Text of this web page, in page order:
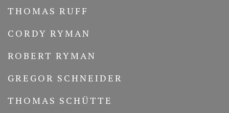
THOMAS RUFF
CORDY RYMAN
ROBERT RYMAN
GREGOR SCHNEIDER
THOMAS SCHÜTTE